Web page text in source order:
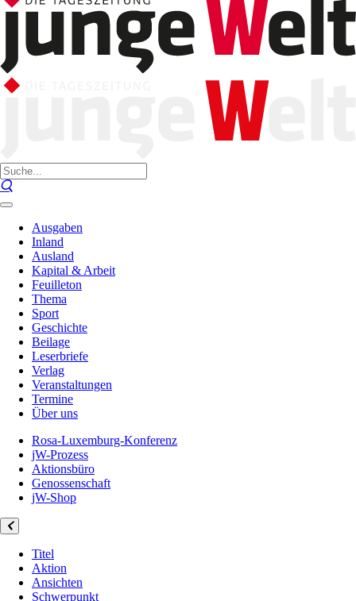
Ausgaben
Inland
Ausland
Kapital & Arbeit
Feuilleton
Thema
Sport
Geschichte
Beilage
Leserbriefe
Verlag
Veranstaltungen
Termine
Über uns
Rosa-Luxemburg-Konferenz
jW-Prozess
Aktionsbüro
Genossenschaft
jW-Shop
Titel
Aktion
Ansichten
Schwerpunkt